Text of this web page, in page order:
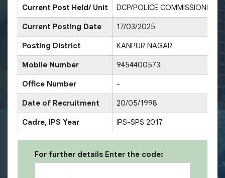
Current Post Held/ Unit DCP/POLICE
Current Posting Date 17/03/2025
Posting District KANPUR NAGAR
Mobile Number 9454400573
Office Number -
Date of Recruitment 20/05/1998
Cadre, IPS Year IPS-SPS 2017
For further details Enter the code: